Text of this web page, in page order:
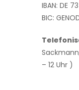
IBAN: DE
BIC:
– 12 Uhr )